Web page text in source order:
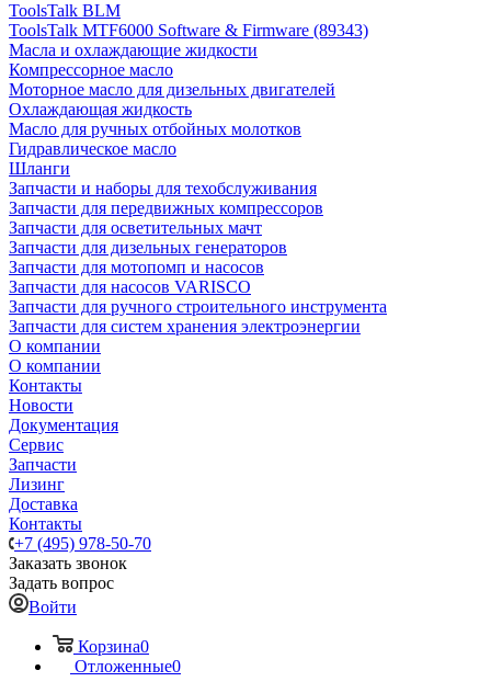
ToolsTalk BLM
ToolsTalk MTF6000 Software & Firmware (89343)
Масла и охлаждающие жидкости
Компрессорное масло
Моторное масло для дизельных двигателей
Охлаждающая жидкость
Масло для ручных отбойных молотков
Гидравлическое масло
Шланги
Запчасти и наборы для техобслуживания
Запчасти для передвижных компрессоров
Запчасти для осветительных мачт
Запчасти для дизельных генераторов
Запчасти для мотопомп и насосов
Запчасти для насосов VARISCO
Запчасти для ручного строительного инструмента
Запчасти для систем хранения электроэнергии
О компании
О компании
Контакты
Новости
Документация
Сервис
Запчасти
Лизинг
Доставка
Контакты
+7 (495) 978-50-70
Заказать звонок
Задать вопрос
Войти
Корзина0
Отложенные0